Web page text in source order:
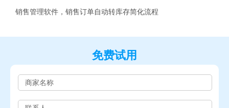
销售管理软件，销售订单自动转库存简化流程
免费试用